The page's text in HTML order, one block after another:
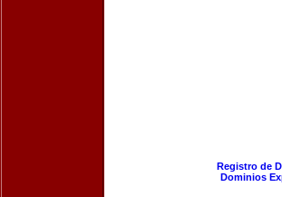
Registro de
Dominios